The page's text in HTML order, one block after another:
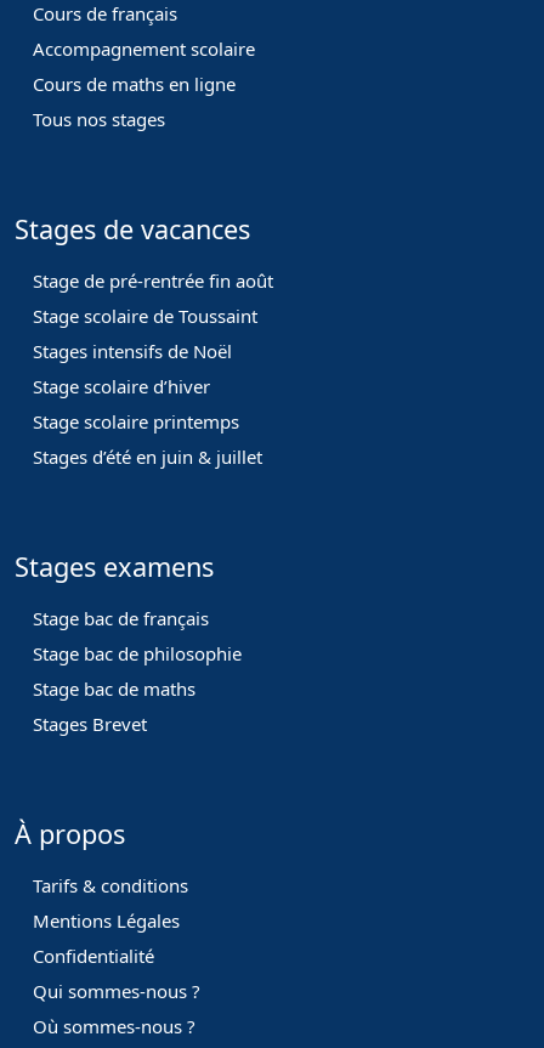
Cours de français
Accompagnement scolaire
Cours de maths en ligne
Tous nos stages
Stages de vacances
Stage de pré-rentrée fin août
Stage scolaire de Toussaint
Stages intensifs de Noël
Stage scolaire d’hiver
Stage scolaire printemps
Stages d’été en juin & juillet
Stages examens
Stage bac de français
Stage bac de philosophie
Stage bac de maths
Stages Brevet
À propos
Tarifs & conditions
Mentions Légales
Confidentialité
Qui sommes-nous ?
Où sommes-nous ?